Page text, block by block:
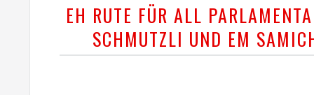
EH RUTE FÜR ALL
SCHMUTZLI UND EM